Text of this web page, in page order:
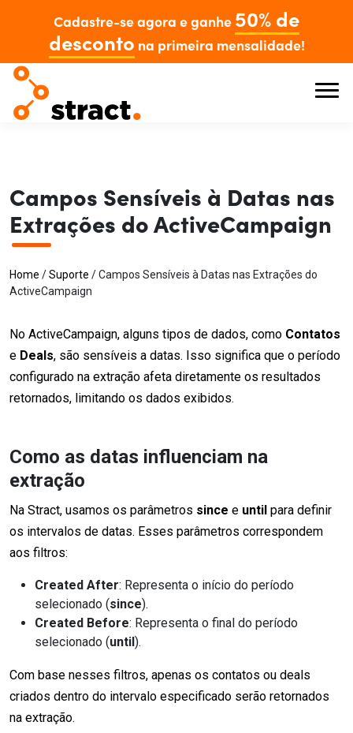
Cadastre-se agora e ganhe 50% de
desconto na primeira mensalidade!
Campos Sensíveis à Datas nas
Extrações do ActiveCampaign
Home /Suporte /Campos Sensíveis à Datas nas Extrações do
ActiveCampaign
No ActiveCampaign, alguns tipos de dados, como Contatos
e Deals, são sensíveis a datas. Isso significa que o período
configurado na extração afeta diretamente os resultados
retornados, limitando os dados exibidos.
Como as datas influenciam na
extração
Na Stract, usamos os parâmetros since e until para definir
os intervalos de datas. Esses parâmetros correspondem
aos filtros:
Created After: Representa o início do período
selecionado (since).
Created Before: Representa o final do período
selecionado (until).
Com base nesses filtros, apenas os contatos ou deals
criados dentro do intervalo especificado serão retornados
na extração.